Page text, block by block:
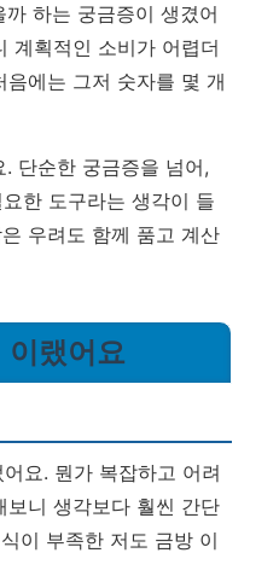
하는 궁금증이 생겼어
계획적인 소비가 어렵더
음에는 그저 숫자를 몇 개
단순한 궁금증을 넘어,
한 도구라는 생각이 들
우려도 함께 품고 계산
랬어요
요. 뭔가 복잡하고 어려
니 생각보다 훨씬 간단
이 부족한 저도 금방 이